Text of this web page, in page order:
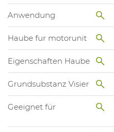
Anwendung
Haube fur motorunit
Eigenschaften Haube
Grundsubstanz Visier
Geeignet für